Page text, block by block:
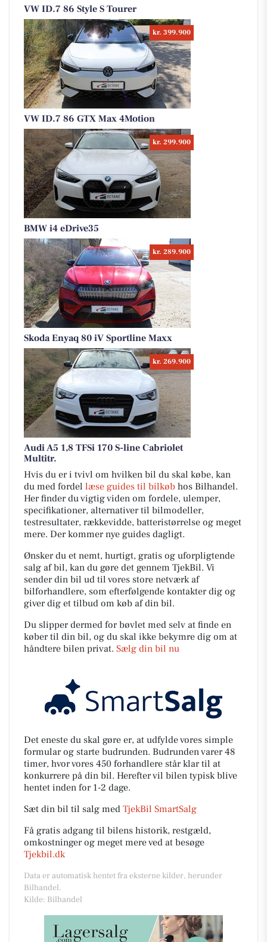
VW ID.7 86 Style S Tourer
kr. 399.900
VW ID.7 86 GTX Max 4Motion
kr. 299.900
BMW i4 eDrive35
kr. 289.900
Skoda Enyaq 80 iV Sportline Maxx
kr. 269.900
Audi A5 1,8 TFSi 170 S-line Cabriolet
Multitr.
Hvis du er i tvivl om hvilken bil du skal købe, kan
du med fordel læse guides til bilkøb hos Bilhandel.
Her finder du vigtig viden om fordele, ulemper,
specifikationer, alternativer til bilmodeller,
testresultater, rækkevidde, batteristørrelse og meget
mere. Der kommer nye guides dagligt.
Ønsker du et nemt, hurtigt, gratis og uforpligtende
salg af bil, kan du gøre det gennem TjekBil. Vi
sender din bil ud til vores store netværk af
bilforhandlere, som efterfølgende kontakter dig og
giver dig et tilbud om køb af din bil.
Du slipper dermed for bøvlet med selv at finde en
køber til din bil, og du skal ikke bekymre dig om at
håndtere bilen privat. Sælg din bil nu
Det eneste du skal gøre er, at udfylde vores simple
formular og starte budrunden. Budrunden varer 48
timer, hvor vores 450 forhandlere står klar til at
konkurrere på din bil. Herefter vil bilen typisk blive
hentet inden for 1-2 dage.
Sæt din bil til salg med TjekBil SmartSalg
Få gratis adgang til bilens historik, restgæld,
omkostninger og meget mere ved at besøge
Tjekbil.dk
Data er automatisk hentet fra eksterne kilder, herunder
Bilhandel.
Kilde: Bilhandel